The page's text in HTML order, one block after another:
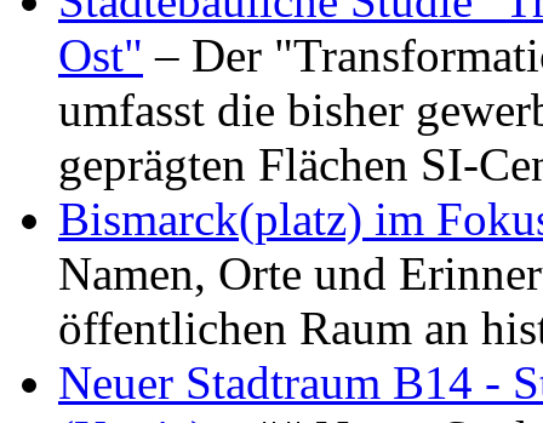
Ost" – Der
umfasst die bisher
geprägten Flächen SI-
Bismarck(platz) im
Namen, Orte und
öffentlichen Raum an
Neuer Stadtraum B14 -